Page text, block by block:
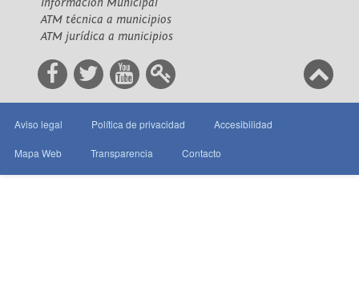
ATM técnica a municipios
ATM jurídica a municipios
Aviso legal Política de privacidad Accesibilidad
Mapa Web Transparencia Contacto